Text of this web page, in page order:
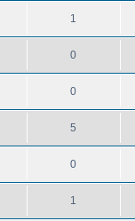
1
0
0
5
0
1